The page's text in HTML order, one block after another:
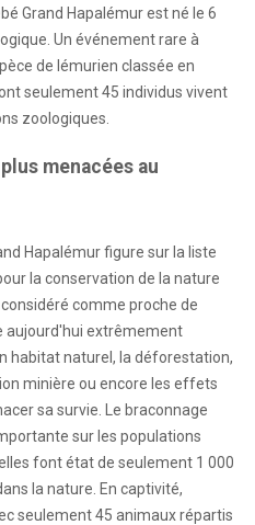
Grand Hapalémur est né le 6
Un événement rare à
de lémurien classée en
seulement 45 individus vivent
zoologiques.
menacées au
Hapalémur figure sur la liste
la conservation de la nature
comme proche de
aujourd'hui extrêmement
habitat naturel, la déforestation,
minière ou encore les effets
sa survie. Le braconnage
sur les populations
font état de seulement 1 000
la nature. En captivité,
seulement 45 animaux répartis